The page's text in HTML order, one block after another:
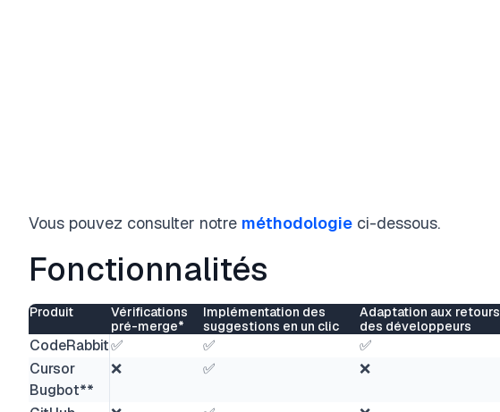
Vous pouvez consulter notre méthodologie ci-dessous.
Fonctionnalités
Produit
Vérifications
pré-merge*
Implémentation des
suggestions en un clic
Adaptation aux retours
des développeurs
CodeRabbit✅ ✅ ✅
Cursor
Bugbot**
❌ ✅ ❌